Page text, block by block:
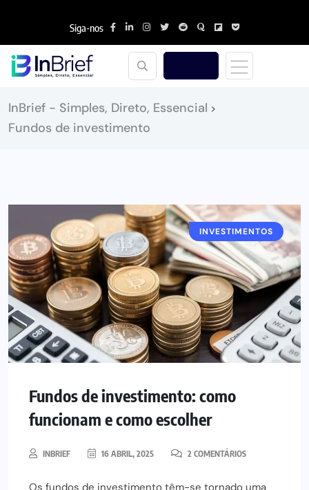
Siga-nos
InBrief - Simples, Direto, Essencial >
Fundos de investimento
INVESTIMENTOS
Fundos de investimento: como
funcionam e como escolher
INBRIEF 16 ABRIL, 2025 2 COMENTÁRIOS
Os fundos de investimento têm-se tornado uma